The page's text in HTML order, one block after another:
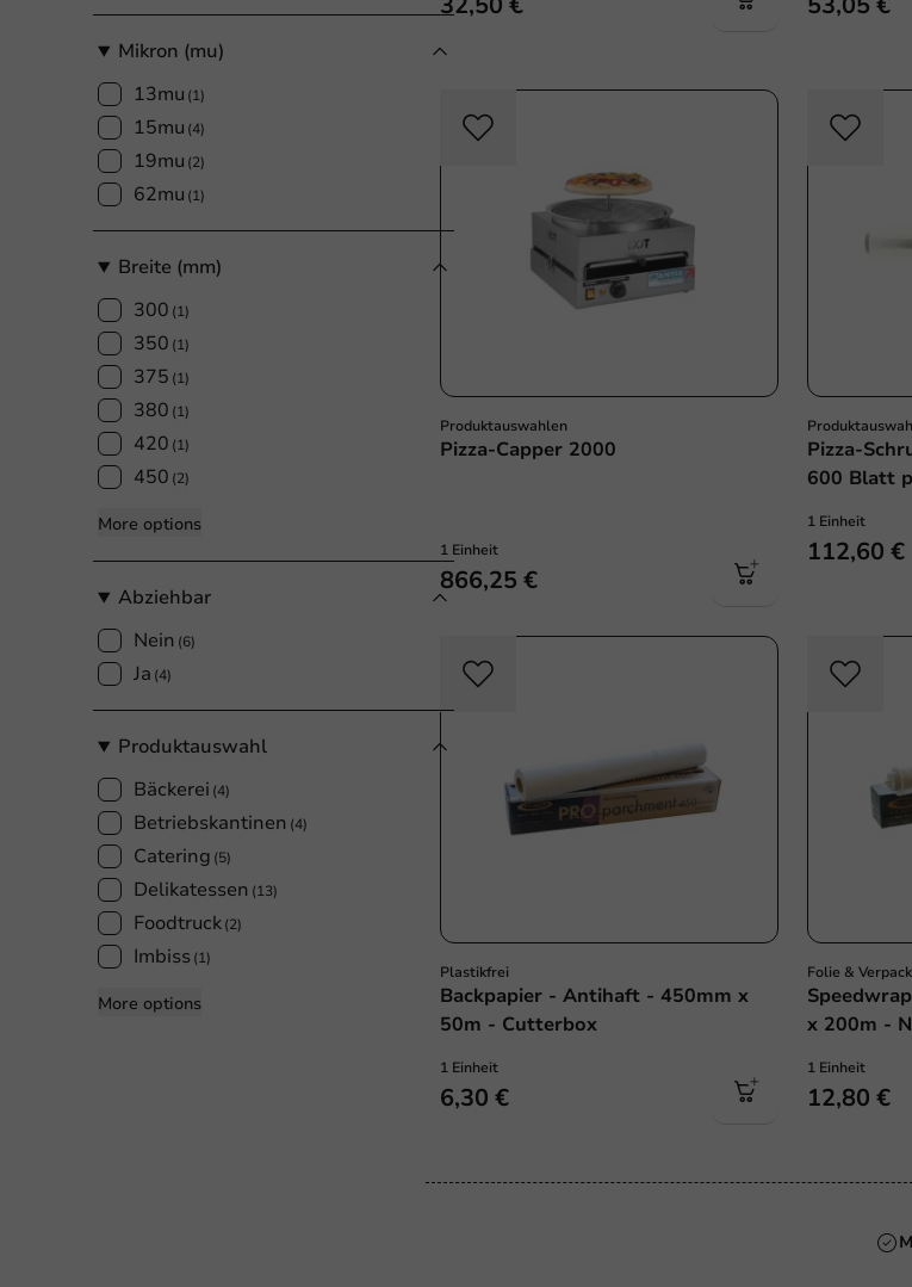
Mikron (mu)
13mu (1)
15mu (4)
19mu (2)
62mu (1)
Breite (mm)
300 (1)
350 (1)
375 (1)
380 (1)
420 (1)
450 (2)
More options
Abziehbar
Nein (6)
Ja (4)
Produktauswahl
Bäckerei (4)
Betriebskantinen (4)
Catering (5)
Delikatessen (13)
Foodtruck(2)
Imbiss (1)
More options
Produktauswahlen
Pizza-Capper 2000
1 Einheit
866,25 €
Pizza-
600 Blatt
1 Einheit
112,60 €
Plastikfrei
Backpapier - Antihaft - 450mm x
50m - Cutterbox
1 Einheit
6,30 €
Folie &
x 200m -
1 Einheit
12,80 €